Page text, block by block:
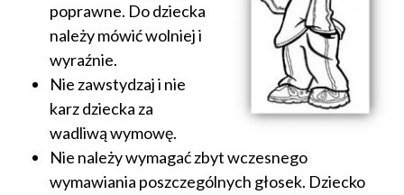
poprawne. Do dziecka
należy mówić wolniej i
wyraźnie.
Nie zawstydzaj i nie
karz dziecka za
wadliwą wymowę.
Nie należy wymagać zbyt wczesnego
wymawiania poszczególnych głosek. Dziecko